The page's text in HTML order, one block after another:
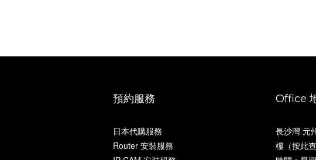
預約服務
日本代購服務
Router 安裝服務
Office
長沙灣 元
樓（按此